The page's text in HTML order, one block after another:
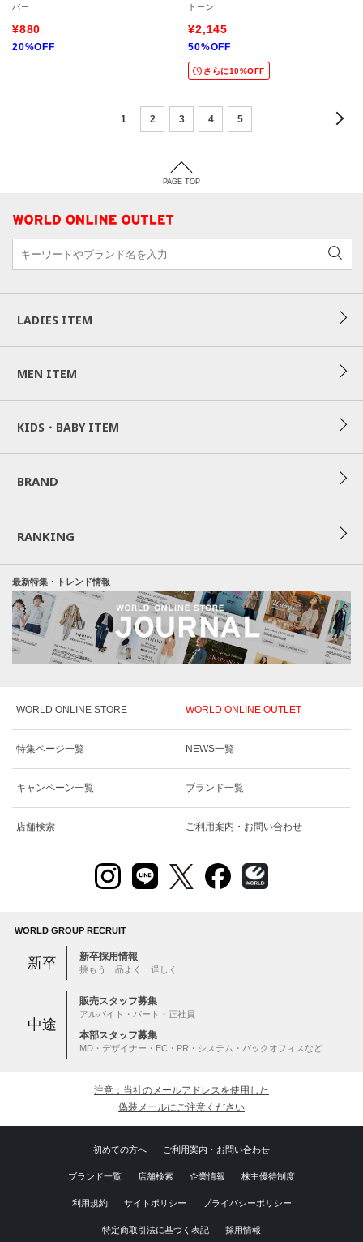
バー
¥880
20%OFF
トーン
¥2,145
50%OFF
さらに10%OFF
1 2 3 4 5
PAGE TOP
LADIES ITEM
MEN ITEM
KIDS・BABY ITEM
BRAND
RANKING
最新特集・トレンド情報
WORLD ONLINE STORE WORLD ONLINE OUTLET
特集ページ一覧 NEWS一覧
キャンペーン一覧 ブランド一覧
店舗検索 ご利用案内・お問い合わせ
WORLD GROUP RECRUIT
新卒 新卒採用情報
挑もう 品よく 逞しく
中途
販売スタッフ募集
アルバイト・パート・正社員
本部スタッフ募集
MD・デザイナー・EC・PR・システム・バックオフィスなど
注意：当社のメールアドレスを使用した
偽装メールにご注意ください
初めての方へ ご利用案内・お問い合わせ
ブランド一覧 店舗検索 企業情報 株主優待制度
利用規約 サイトポリシー プライバシーポリシー
特定商取引法に基づく表記 採用情報